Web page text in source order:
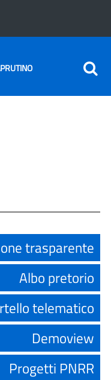
trasparente
Albo pretorio
telematico
Demoview
Progetti PNRR